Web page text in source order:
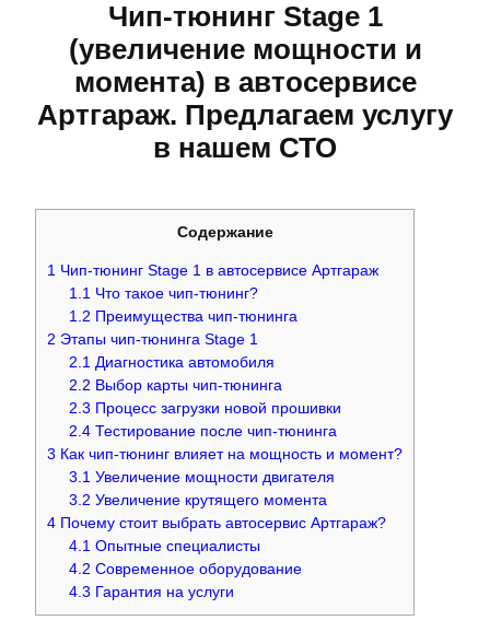
Чип-тюнинг Stage 1
(увеличение мощности и
момента) в автосервисе
Артгараж. Предлагаем услугу
в нашем СТО
Содержание
1 Чип-тюнинг Stage 1 в автосервисе Артгараж
1.1 Что такое чип-тюнинг?
1.2 Преимущества чип-тюнинга
2 Этапы чип-тюнинга Stage 1
2.1 Диагностика автомобиля
2.2 Выбор карты чип-тюнинга
2.3 Процесс загрузки новой прошивки
2.4 Тестирование после чип-тюнинга
3 Как чип-тюнинг влияет на мощность и момент?
3.1 Увеличение мощности двигателя
3.2 Увеличение крутящего момента
4 Почему стоит выбрать автосервис Артгараж?
4.1 Опытные специалисты
4.2 Современное оборудование
4.3 Гарантия на услуги